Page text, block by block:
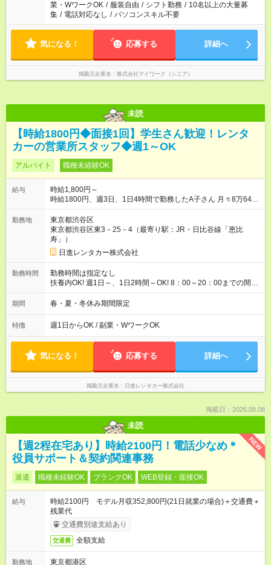
業・WワークOK / 服装自由 / シフト勤務 / 10名以上の大量募
集 / 電話対応なし / パソコンスキル不要
気になる！ 応募する 詳細へ
掲載元企業名 株式会社マイワーク（シニア）
未読
【時給1800円◆面接1回】学生さん歓迎！レンタ
カーの営業所スタッフ◆週1～OK
アルバイト 職種未経験OK
給与
時給1,800円～
時給1800円、週3日、1日4時間で勤務したA子さん 月々8万6400
円収入（月4週換算で計算した目安金額です） 【試用期間】試用
期間なし
勤務地
東京都渋谷区
東京都渋谷区東3－25－4（最寄り駅：JR・日比谷線「恵比
寿」）
日進レンタカー株式会社
勤務時間
勤務時間は指定なし
扶養内OK! 週1日～、1日2時間～OK! 8：00～20：00までの間
で、1～8時間 2か月限定、 1ヶ月、100時間まで
期間 春・夏・冬休み期間限定
特徴 週1日からOK / 副業・WワークOK
気になる！ 応募する 詳細へ
掲載元企業名 日進レンタカー株式会社
掲載日：2026.08.08
未読
NEW
【週2程在宅あり】時給2100円！電話少なめ＊
役員サポート＆契約関連事務
派遣 職種未経験OK ブランクOK WEB登録・面接OK
給与
時給2100円 モデル月収352,800円(21日就業の場合)＋交通費＋
残業代
交通費別途支給あり
交通費 全額支給
勤務地 東京都港区